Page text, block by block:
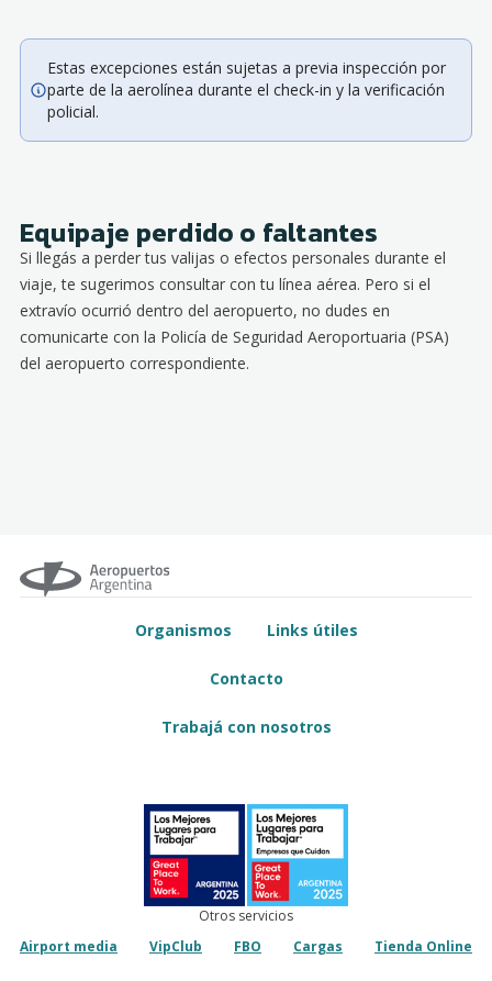
Estas excepciones están sujetas a previa inspección por
parte de la aerolínea durante el check-in y la verificación
policial.
Equipaje perdido o faltantes
Si llegás a perder tus valijas o efectos personales durante el
viaje, te sugerimos consultar con tu línea aérea. Pero si el
extravío ocurrió dentro del aeropuerto, no dudes en
comunicarte con la Policía de Seguridad Aeroportuaria (PSA)
del aeropuerto correspondiente.
Organismos Links útiles
Contacto
Trabajá con nosotros
Otros servicios
Airport media
VipClub FBO Cargas Tienda Online